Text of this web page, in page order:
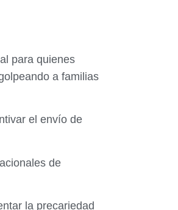
para quienes
a familias
el envío de
de
la precariedad